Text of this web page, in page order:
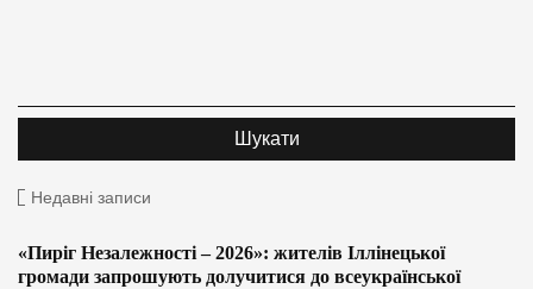
Недавні записи
«Пиріг Незалежності – 2026»: жителів Іллінецької
громади запрошують долучитися до всеукраїнської